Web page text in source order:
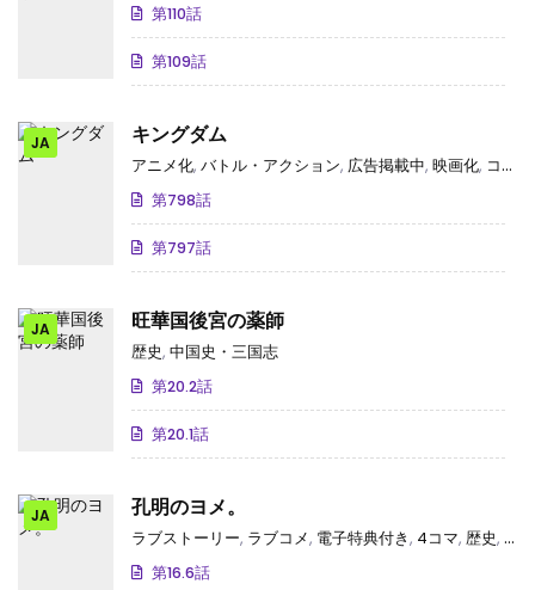
第110話
第109話
JA キングダム
アニメ化, バトル・アクション, 広告掲載中, 映画化, コミカライズ(小説・ゲーム)
第798話
第797話
JA 旺華国後宮の薬師
歴史, 中国史・三国志
第20.2話
第20.1話
JA 孔明のヨメ。
ラブストーリー, ラブコメ, 電子特典付き, 4コマ, 歴史, 中
第16.6話